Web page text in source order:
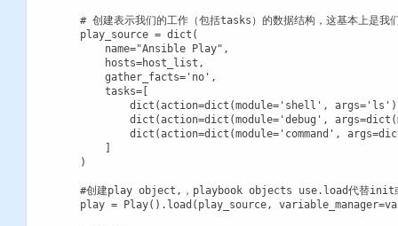
# 创建表示我们的工作（包括tasks）的数据结构，这基本上是我们
play_source = dict(
name="Ansible Play",
hosts=host_list,
gather_facts='no',
tasks=[
dict(action=dict(module='shell', args='ls'),
dict(action=dict(module='debug',
dict(action=dict(module='command',
)
#创建play object,，playbook objects use.load代替init或新
play = Play().load(play_source,